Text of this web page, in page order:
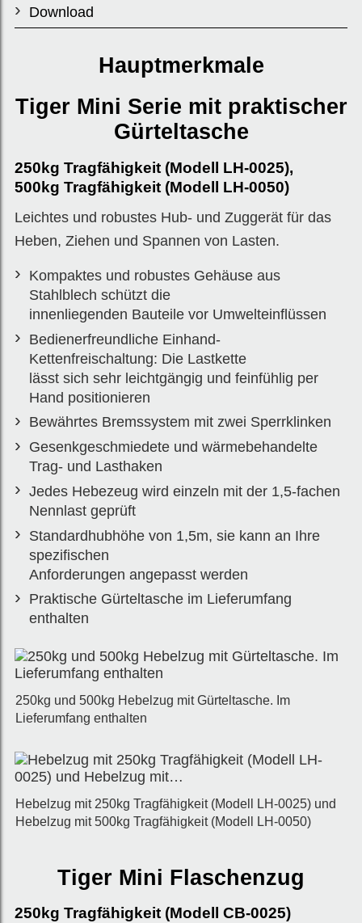
Download
Hauptmerkmale
Tiger Mini Serie mit praktischer
Gürteltasche
250kg Tragfähigkeit (Modell LH-0025),
500kg Tragfähigkeit (Modell LH-0050)
Leichtes und robustes Hub- und Zuggerät für das
Heben, Ziehen und Spannen von Lasten.
Kompaktes und robustes Gehäuse aus
Stahlblech schützt die
innenliegenden Bauteile vor Umwelteinflüssen
Bedienerfreundliche Einhand-
Kettenfreischaltung: Die Lastkette
lässt sich sehr leichtgängig und feinfühlig per
Hand positionieren
Bewährtes Bremssystem mit zwei Sperrklinken
Gesenkgeschmiedete und wärmebehandelte
Trag- und Lasthaken
Jedes Hebezeug wird einzeln mit der 1,5-fachen
Nennlast geprüft
Standardhubhöhe von 1,5m, sie kann an Ihre
spezifischen
Anforderungen angepasst werden
Praktische Gürteltasche im Lieferumfang
enthalten
250kg und 500kg Hebelzug mit Gürteltasche. Im
Lieferumfang enthalten
Hebelzug mit 250kg Tragfähigkeit (Modell LH-0025) und
Hebelzug mit 500kg Tragfähigkeit (Modell LH-0050)
Tiger Mini Flaschenzug
250kg Tragfähigkeit (Modell CB-0025)